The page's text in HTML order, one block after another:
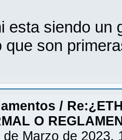
esta siendo un
que son
/
O
de Marzo de 2023,